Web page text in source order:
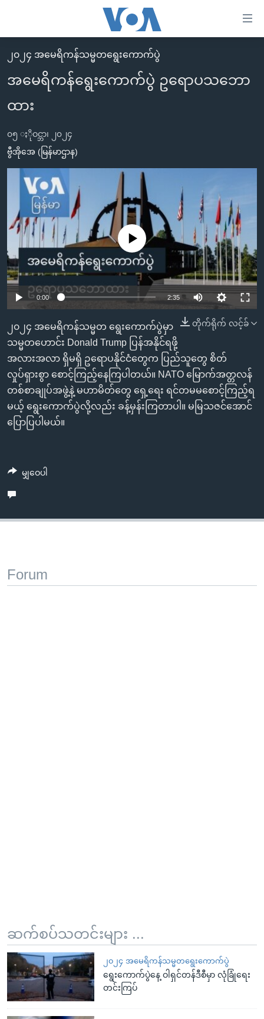
လွယ်ကူ
စေ
များ
ပင်မ
ကြည့်
ပင်မ
အ
ညွန်း
စာမျက်နှာ
ကျော်
ကြည့်
ရန်
ရှာဖွေ
ရန်
နေရာ
သို့
မူလစာမျက်နှာ
မြန်မာ
ကမ္ဘာ့သတင်းများ
အမေရိကန်
တရုတ်
အစ္စရေး-ပါလက်စတိုင်း
သတင်းလွတ်လပ်ခွင့်
ရပ်ဝန်းတခု လမ်းတခု အလွန်
အင်္ဂလိပ်စာလေ့လာမယ်
အမေရိကန်သုံးအီဒီယံ
မကြေးမုံရဲ့ အင်္ဂလိပ်စာ
ရုပ်ရှင်ထဲက အင်္ဂလိပ်စာ
သုတပဒေသာ အင်္ဂလိပ်စာ
အပတ်စဉ်ကဏ္ဍများ
ရေဒီယို
ရေဒီယိုနှင့်ရုပ်သံ အချက်အလက်များ
ရေဒီယို/တီဗွီအစီအစဉ်
Learning English
ဘာသာစကားများ
၂၀၂၄ အမေရိကန်သမ္မတရွေးကောက်ပွဲ
အမေရိကန်ရွေးကောက်ပွဲ ဥရောပသဘော
ထား
၀၅ ႏိုဝင္ဘာ၊ ၂၀၂၄
ဗွီအိုအေ (မြန်မာဌာန)
No media source currently available
0:00 2:35
တိုက်ရိုက် လင့်ခ်
၂၀၂၄ အမေရိကန်သမ္မတ ရွေးကောက်ပွဲမှာ
သမ္မတဟောင်း Donald Trump ပြန်အနိုင်ရဖို့
အလားအလာ ရှိမရှိ ဥရောပနိုင်ငံတွေက ပြည်သူတွေ စိတ်
လှုပ်ရှားစွာ စောင့်ကြည့်နေကြပါတယ်။ NATO မြောက်အတ္တလန်
တစ်စာချုပ်အဖွဲ့နဲ့ မဟာမိတ်တွေ ရှေ့ရေး ရင်တမမစောင့်ကြည့်ရ
မယ့် ရွေးကောက်ပွဲလို့လည်း ခန့်မှန်းကြတာပါ။ မမြသဇင်အောင်
ပြောပြပါမယ်။
မျှဝေပါ
Forum
ဆက်စပ်သတင်းများ ...
၂၀၂၄ အမေရိကန်သမ္မတရွေးကောက်ပွဲ
ရွေးကောက်ပွဲနေ့ ဝါရှင်တန်ဒီစီမှာ လုံခြုံရေး
တင်းကြပ်